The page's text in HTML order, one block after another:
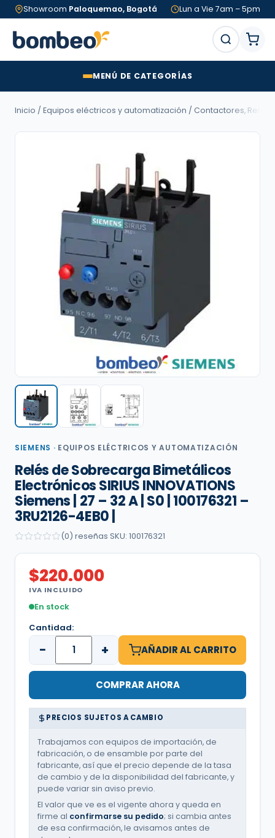
Showroom Paloquemao, Bogotá Lun a Vie 7am – 5pm
MENÚ DE CATEGORÍAS
Inicio / Equipos eléctricos y automatización / Contactores, Relés
SIEMENS · EQUIPOS ELÉCTRICOS Y AUTOMATIZACIÓN
Relés de Sobrecarga Bimetálicos
Electrónicos SIRIUS INNOVATIONS
Siemens | 27 – 32 A | S0 | 100176321 –
3RU2126-4EB0 |
(0) reseñas SKU: 100176321
$220.000
IVA INCLUIDO
En stock
Cantidad:
− + AÑADIR AL CARRITO
COMPRAR AHORA
PRECIOS SUJETOS A CAMBIO
Trabajamos con equipos de importación, de
fabricación, o de ensamble por parte del
fabricante, así que el precio depende de la tasa
de cambio y de la disponibilidad del fabricante, y
puede variar sin aviso previo.
El valor que ve es el vigente ahora y queda en
firme al confirmarse su pedido; si cambia antes
de esa confirmación, le avisamos antes de